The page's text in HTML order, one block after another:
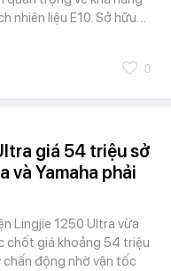
nhiên liệu E10. Sở hữu…
0
giá 54 triệu sở
và Yamaha phải
Lingjie 1250 Ultra vừa
chốt giá khoảng 54 triệu
chấn động nhờ vận tốc